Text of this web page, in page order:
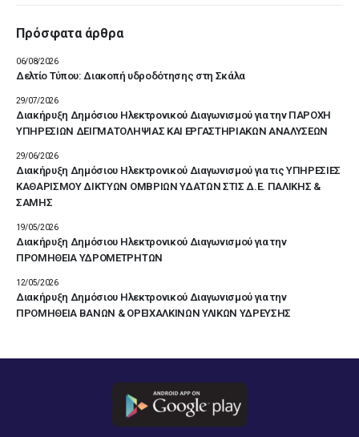
Πρόσφατα άρθρα
Δελτίο Τύπου: Διακοπή υδροδότησης στη Σκάλα
06/08/2026
Διακήρυξη Δημόσιου Ηλεκτρονικού Διαγωνισμού για την ΠΑΡΟΧΗ
ΥΠΗΡΕΣΙΩΝ ΔΕΙΓΜΑΤΟΛΗΨΙΑΣ ΚΑΙ ΕΡΓΑΣΤΗΡΙΑΚΩΝ ΑΝΑΛΥΣΕΩΝ
29/07/2026
Διακήρυξη Δημόσιου Ηλεκτρονικού Διαγωνισμού για τις ΥΠΗΡΕΣΙΕΣ
ΚΑΘΑΡΙΣΜΟΥ ΔΙΚΤΥΩΝ ΟΜΒΡΙΩΝ ΥΔΑΤΩΝ ΣΤΙΣ Δ.Ε. ΠΑΛΙΚΗΣ &
ΣΑΜΗΣ
29/06/2026
Διακήρυξη Δημόσιου Ηλεκτρονικού Διαγωνισμού για την
ΠΡΟΜΗΘΕΙΑ ΥΔΡΟΜΕΤΡΗΤΩΝ
19/05/2026
Διακήρυξη Δημόσιου Ηλεκτρονικού Διαγωνισμού για την
ΠΡΟΜΗΘΕΙΑ ΒΑΝΩΝ & ΟΡΕΙΧΑΛΚΙΝΩΝ ΥΛΙΚΩΝ ΥΔΡΕΥΣΗΣ
12/05/2026